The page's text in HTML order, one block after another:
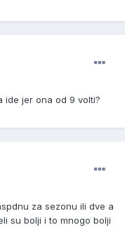
ide jer ona od 9 volti?
za sezonu ili dve a
su bolji i to mnogo bolji